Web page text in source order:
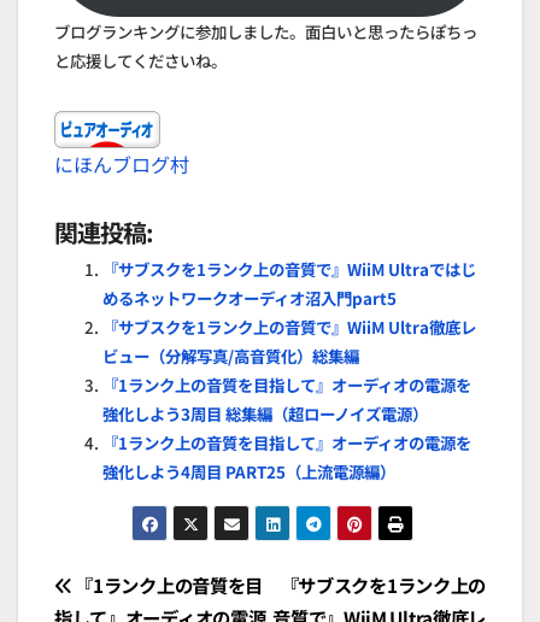
ブログランキングに参加しました。面白いと思ったらぽちっ
と応援してくださいね。
にほんブログ村
関連投稿:
『サブスクを1ランク上の音質で』WiiM Ultraではじ
めるネットワークオーディオ沼入門part5
『サブスクを1ランク上の音質で』WiiM Ultra徹底レ
ビュー（分解写真/高音質化）総集編
『1ランク上の音質を目指して』オーディオの電源を
強化しよう3周目 総集編（超ローノイズ電源）
『1ランク上の音質を目指して』オーディオの電源を
強化しよう4周目 PART25（上流電源編）
投
『サブスクを1ランク上の
音質で』WiiM Ultra徹底レ
『1ランク上の音質を目
指して』オーディオの電源